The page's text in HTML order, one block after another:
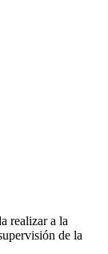
realizar a la
de la